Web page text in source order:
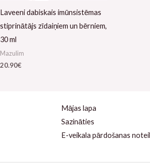
Laveeni dabiskais imūnsistēmas
stiprinātājs zīdaiņiem un bērniem,
30 ml
Mazulim
20.90€
Mājas lapa
Sazināties
E-veikala pārdošanas